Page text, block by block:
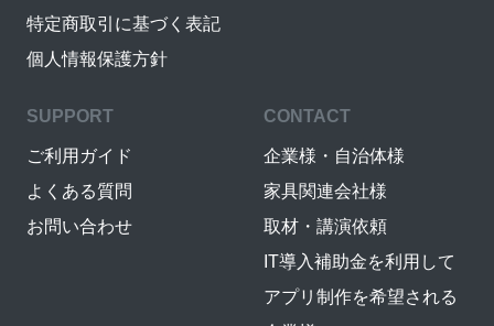
特定商取引に基づく表記
個人情報保護方針
SUPPORT
ご利用ガイド
よくある質問
お問い合わせ
CONTACT
企業様・自治体様
家具関連会社様
取材・講演依頼
IT導入補助金を利用して
アプリ制作を希望される